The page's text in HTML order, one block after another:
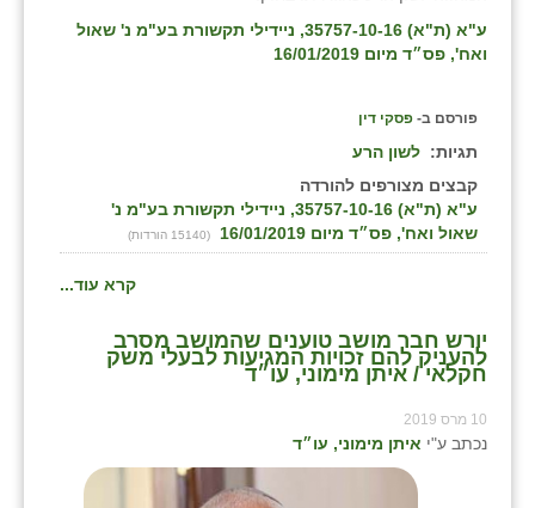
ע"א (ת"א) 35757-10-16, ניידילי תקשורת בע"מ נ' שאול
ואח', פס״ד מיום 16/01/2019
פורסם ב- פסקי דין
תגיות: לשון הרע
קבצים מצורפים להורדה
ע"א (ת"א) 35757-10-16, ניידילי תקשורת בע"מ נ'
שאול ואח', פס״ד מיום 16/01/2019
(15140 הורדות)
קרא עוד...
יורש חבר מושב טוענים שהמושב מסרב
להעניק להם זכויות המגיעות לבעלי משק
חקלאי / איתן מימוני, עו״ד
10 מרס 2019
נכתב ע"י איתן מימוני, עו״ד